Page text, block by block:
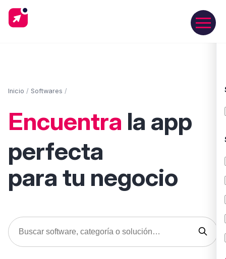
Inicio / Softwares /
Encuentra la app
perfecta
para tu negocio